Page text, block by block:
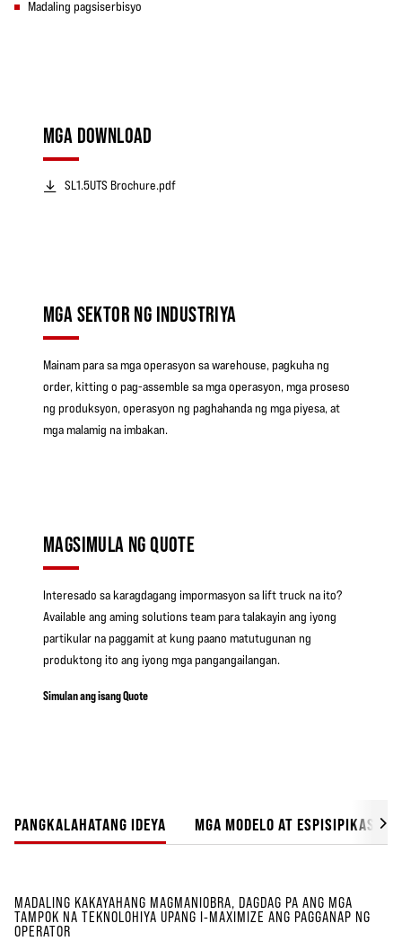
Madaling pagsiserbisyo
MGA DOWNLOAD
SL1.5UTS Brochure.pdf
MGA SEKTOR NG INDUSTRIYA
Mainam para sa mga operasyon sa warehouse, pagkuha ng
order, kitting o pag-assemble sa mga operasyon, mga proseso
ng produksyon, operasyon ng paghahanda ng mga piyesa, at
mga malamig na imbakan.
MAGSIMULA NG QUOTE
Interesado sa karagdagang impormasyon sa lift truck na ito?
Available ang aming solutions team para talakayin ang iyong
partikular na paggamit at kung paano matutugunan ng
produktong ito ang iyong mga pangangailangan.
Simulan ang isang Quote
PANGKALAHATANG IDEYA MGA MODELO AT ESPISIPIKASYON
MADALING KAKAYAHANG MAGMANIOBRA, DAGDAG PA ANG MGA
TAMPOK NA TEKNOLOHIYA UPANG I-MAXIMIZE ANG PAGGANAP NG
OPERATOR